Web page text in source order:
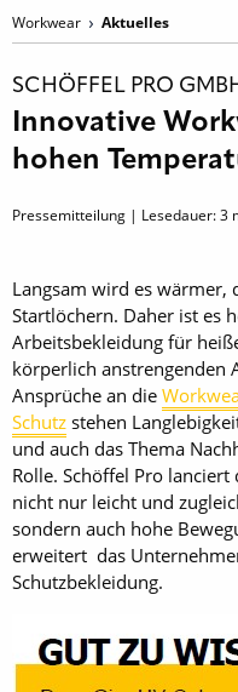
Workwear Aktuelles
SCHÖFFEL PRO
Innovative
hohen
Pressemitteilung | Lesedauer:3
Langsam wird es wärmer,
Startlöchern. Daher ist es
Arbeitsbekleidung für
körperlich anstrengenden
Ansprüche an die
Schutz stehen
und auch das Thema
Rolle. Schöffel Pro
nicht nur leicht und
sondern auch hohe
erweitert das
Schutzbekleidung.